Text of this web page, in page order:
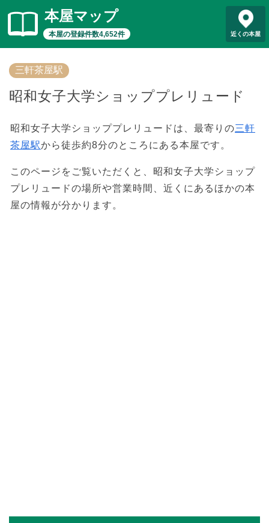
本屋マップ
本屋の登録件数4,652件 近くの本屋
三軒茶屋駅
昭和女子大学ショッププレリュード
昭和女子大学ショッププレリュードは、最寄りの三軒
茶屋駅から徒歩約8分のところにある本屋です。
このページをご覧いただくと、昭和女子大学ショップ
プレリュードの場所や営業時間、近くにあるほかの本
屋の情報が分かります。